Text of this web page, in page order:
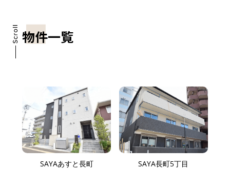
物件一覧
SAYAあすと長町 SAYA長町5丁目